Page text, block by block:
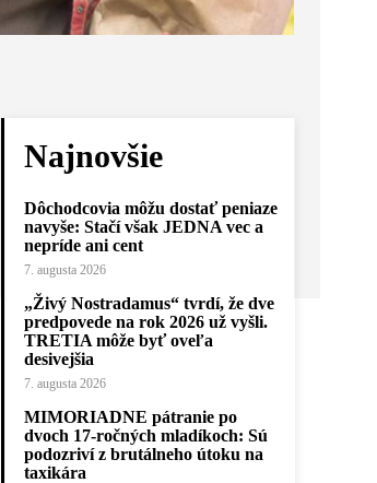
Najnovšie
Dôchodcovia môžu dostať peniaze
navyše: Stačí však JEDNA vec a
nepríde ani cent
7. augusta 2026
„Živý Nostradamus“ tvrdí, že dve
predpovede na rok 2026 už vyšli.
TRETIA môže byť oveľa
desivejšia
7. augusta 2026
MIMORIADNE pátranie po
dvoch 17-ročných mladíkoch: Sú
podozriví z brutálneho útoku na
taxikára